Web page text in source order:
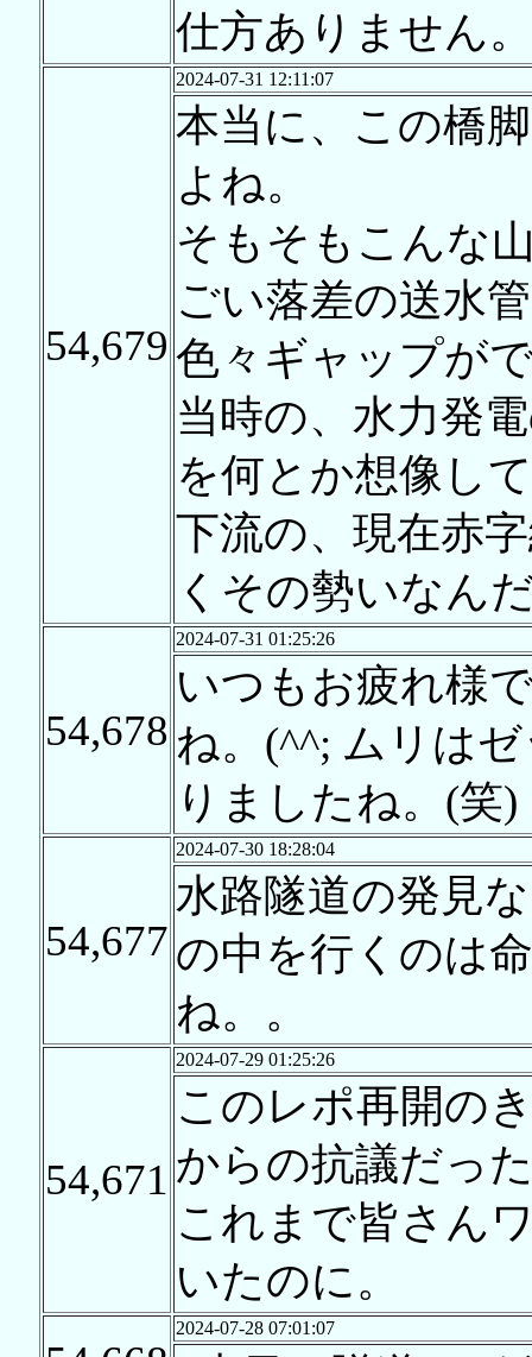
仕方ありません
54,679
2024-07-31 12:11:07
本当に、この橋
よね。
そもそもこんな
ごい落差の送水
色々ギャップが
当時の、水力発
を何とか想像し
下流の、現在赤
くその勢いなん
54,678
2024-07-31 01:25:26
いつもお疲れ様
ね。(^^; ムリは
りましたね。(笑)
54,677
2024-07-30 18:28:04
水路隧道の発見
の中を行くのは
ね。。
54,671
2024-07-29 01:25:26
このレポ再開の
からの抗議だっ
これまで皆さん
いたのに。
2024-07-28 07:01:07